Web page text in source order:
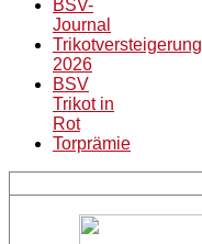
BSV-
Journal
Trikotversteigerung
2026
BSV
Trikot in
Rot
Torprämie